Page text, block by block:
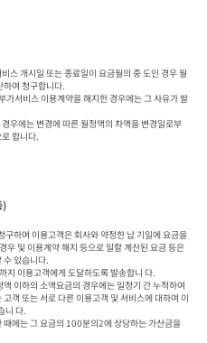
스 개시일 또는 종료일이 요금월의 중 도인 경우 월
하여 청구합니다.
서비스 이용계약을 해지한 경우에는 그 사유가 발
우에는 변경에 따른 월정액의 차액을 변경일로부
합니다.
)
하며 이용고객은 회사와 약정한 납 기일에 요금을
우 및 이용계약 해지 등으로 일할 계산된 요금 등은
수 있습니다.
이용고객에게 도달하도록 발송합니 다.
이하의 소액요금의 경우에는 일정기 간 누적하여
객 또는 서로 다른 이용고객 및 서비스에 대하여 이
니 다.
에는 그 요금의 100분의2에 상당하는 가산금을